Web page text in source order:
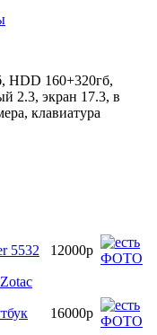
HDD 160+320гб,
2.3, экран 17.3, в
клавиатура
5532 12000р
16000р